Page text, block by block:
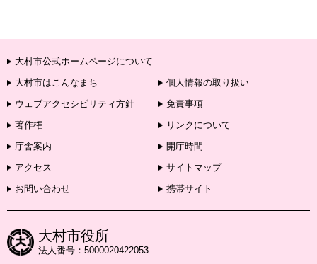
大村市公式ホームページについて
大村市はこんなまち
個人情報の取り扱い
ウェブアクセシビリティ方針
免責事項
著作権
リンクについて
庁舎案内
開庁時間
アクセス
サイトマップ
お問い合わせ
携帯サイト
大村市役所
法人番号：5000020422053